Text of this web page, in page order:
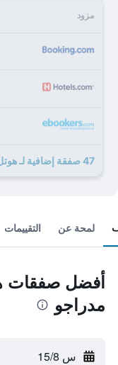
مزود
47 صفقة إضافية لـ هوتل ريستورانت سبا لا مدراجو
لمحة عن التقييمات
أفضل صفقات
مدراجو
س 15/8